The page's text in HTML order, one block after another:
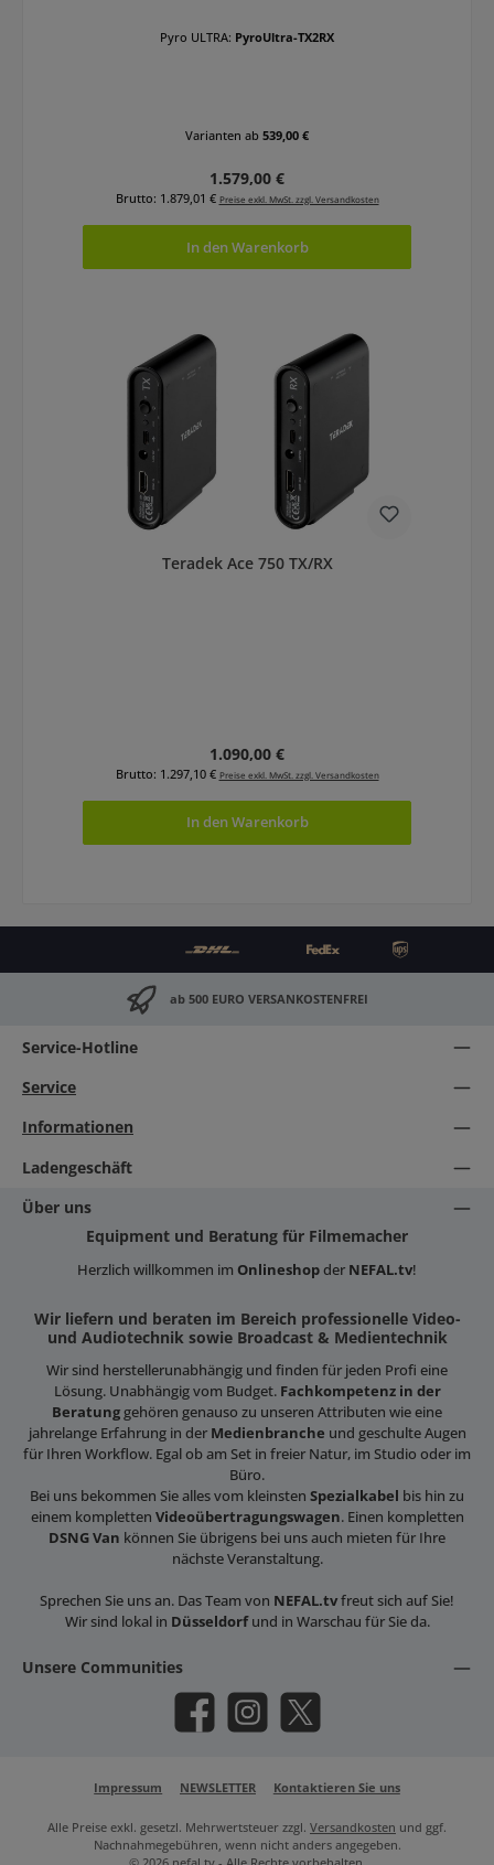
Pyro ULTRA: PyroUltra-TX2RX
Varianten ab 539,00 €
Regulärer Preis:
1.579,00 €
Brutto: 1.879,01 € Preise exkl. MwSt. zzgl. Versandkosten
In den Warenkorb
Teradek Ace 750 TX/RX
Regulärer Preis:
1.090,00 €
Brutto: 1.297,10 € Preise exkl. MwSt. zzgl. Versandkosten
In den Warenkorb
ab 500 EURO VERSANKOSTENFREI
Service-Hotline
Service
Informationen
Ladengeschäft
Über uns
Equipment und Beratung für Filmemacher
Herzlich willkommen im Onlineshopder NEFAL.tv!
Wir liefern und beraten im Bereich professionelle Video-
und Audiotechnik sowie Broadcast & Medientechnik
Wir sind herstellerunabhängig und finden für jeden Profi eine
Lösung. Unabhängig vom Budget. Fachkompetenz in der
Beratunggehören genauso zu unseren Attributen wie eine
jahrelange Erfahrung in der Medienbranche und geschulte Augen
für Ihren Workflow. Egal ob am Set in freier Natur, im Studio oder im
Büro.
Bei uns bekommen Sie alles vom kleinsten Spezialkabel bis hin zu
einem kompletten Videoübertragungswagen. Einen kompletten
DSNG Van können Sie übrigens bei uns auch mieten für Ihre
nächste Veranstaltung.
Sprechen Sie uns an. Das Team von NEFAL.tvfreut sich auf Sie!
Wir sind lokal in Düsseldorfund in Warschau für Sie da.
Unsere Communities
Facebook InstagramX / Twitter
Impressum NEWSLETTER Kontaktieren Sie uns
Alle Preise exkl. gesetzl. Mehrwertsteuer zzgl. Versandkosten und ggf.
Nachnahmegebühren, wenn nicht anders angegeben.